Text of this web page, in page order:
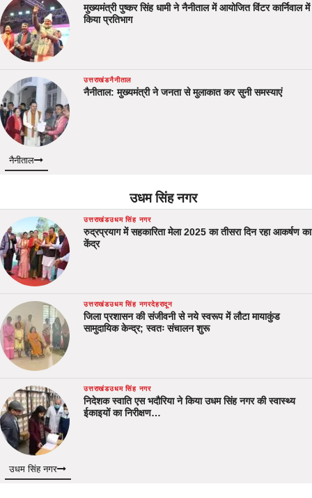
मुख्यमंत्री पुष्कर सिंह धामी ने नैनीताल में आयोजित विंटर कार्निवाल में
किया प्रतिभाग
उत्तराखंडनैनीताल
नैनीताल: मुख्यमंत्री ने जनता से मुलाकात कर सुनी समस्याएं
नैनीताल
उधम सिंह नगर
उत्तराखंडउधम सिंह नगर
रुद्रप्रयाग में सहकारिता मेला 2025 का तीसरा दिन रहा आकर्षण का
केंद्र
उत्तराखंडउधम सिंह नगरदेहरादून
जिला प्रशासन की संजीवनी से नये स्वरूप में लौटा मायाकुंड
सामुदायिक केन्द्र; स्वतः संचालन शुरू
उत्तराखंडउधम सिंह नगर
निदेशक स्वाति एस भदौरिया ने किया उधम सिंह नगर की स्वास्थ्य
ईकाइयों का निरीक्षण…
उधम सिंह नगर